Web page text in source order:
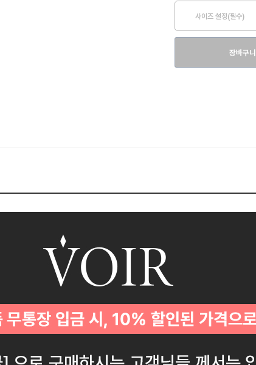
사이즈 설정(필수)
장바구니